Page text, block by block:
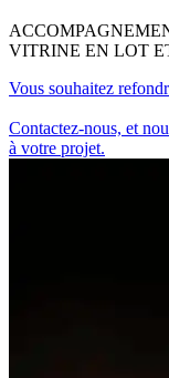
VITRINE EN LOT
Vous souhaitez
Contactez-nous, et
à votre projet.